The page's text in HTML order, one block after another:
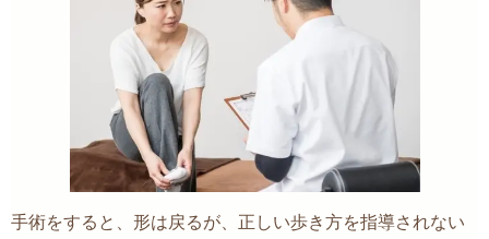
手術をすると、形は戻るが、正しい歩き方を指導されない